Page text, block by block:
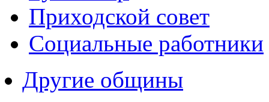
Приходской совет
Социальные работники
Другие общины